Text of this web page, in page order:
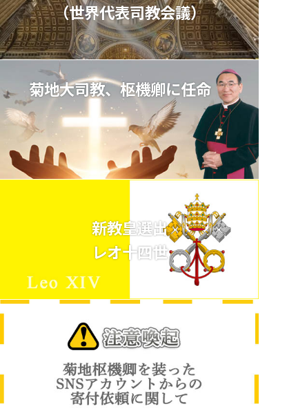
（世界代表司教会議）
菊地大司教、枢機卿に任命
新教皇選出
レオ十四世